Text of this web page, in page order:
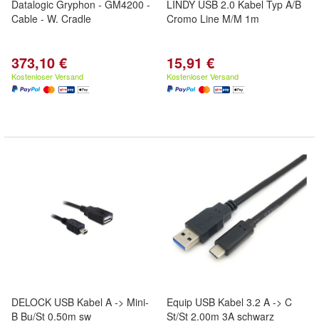
Datalogic Gryphon - GM4200 -
Cable - W. Cradle
373,10 €
Kostenloser Versand
LINDY USB 2.0 Kabel Typ A/B
Cromo Line M/M 1m
15,91 €
Kostenloser Versand
DELOCK USB Kabel A -> Mini-
B Bu/St 0.50m sw
Equip USB Kabel 3.2 A -> C
St/St 2.00m 3A schwarz